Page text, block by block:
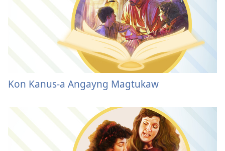
Kon Kanus-a Angayng Magtukaw